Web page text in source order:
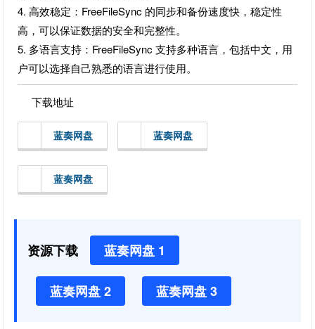
4. 高效稳定：FreeFileSync 的同步和备份速度快，稳定性
高，可以保证数据的安全和完整性。
5. 多语言支持：FreeFileSync 支持多种语言，包括中文，用
户可以选择自己熟悉的语言进行使用。
下载地址
蓝奏网盘 蓝奏网盘
蓝奏网盘
资源下载 蓝奏网盘 1
蓝奏网盘 2 蓝奏网盘 3